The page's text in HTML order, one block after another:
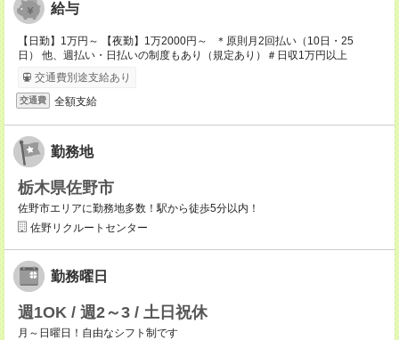
給与
【日勤】1万円～ 【夜勤】1万2000円～ ＊原則月2回払い（10日・25
日） 他、週払い・日払いの制度もあり（規定あり）＃日収1万円以上
交通費別途支給あり
交通費 全額支給
勤務地
栃木県佐野市
佐野市エリアに勤務地多数！駅から徒歩5分以内！
佐野リクルートセンター
勤務曜日
週1OK / 週2～3 / 土日祝休
月～日曜日！自由なシフト制です